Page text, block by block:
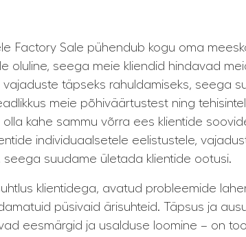
Factory Sale pühendub kogu oma
oluline, seega meie kliendid hindavad
täpseks rahuldamiseks, seega
meie põhiväärtustest ning
kahe sammu võrra ees klientide
individuaalsetele eelistustele,
suudame ületada klientide ootusi.
klientidega, avatud probleemide
püsivaid ärisuhteid. Täpsus ja
eesmärgid ja usalduse loomine – on